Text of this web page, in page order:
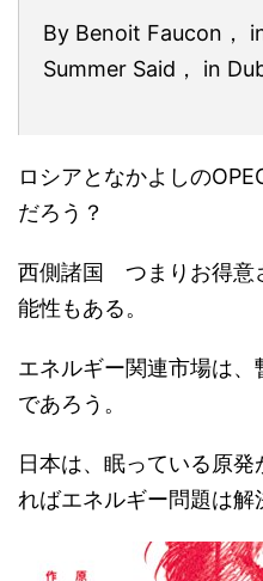
By Benoit Faucon，
Summer Said， in
ロシアとなかよしの
だろう？
西側諸国 つまりお得意
能性もある。
エネルギー関連市場は
であろう。
日本は、眠っている原
ればエネルギー問題は解